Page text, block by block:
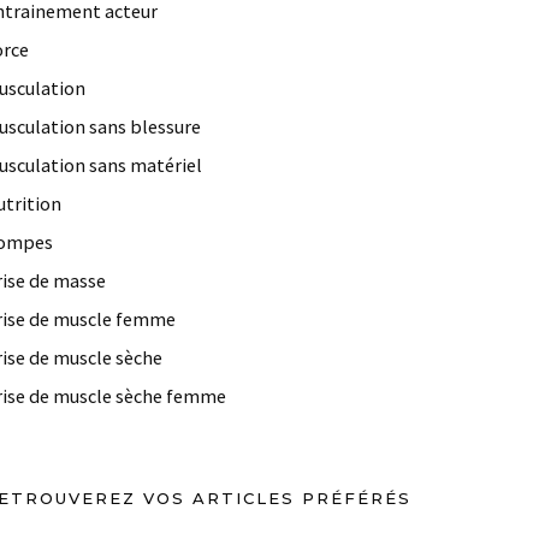
acteur
sans blessure
sans matériel
de masse
de muscle femme
de muscle sèche
de muscle sèche femme
VOS ARTICLES PRÉFÉRÉS